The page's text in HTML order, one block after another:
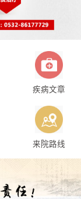
疾病文章
来院路线